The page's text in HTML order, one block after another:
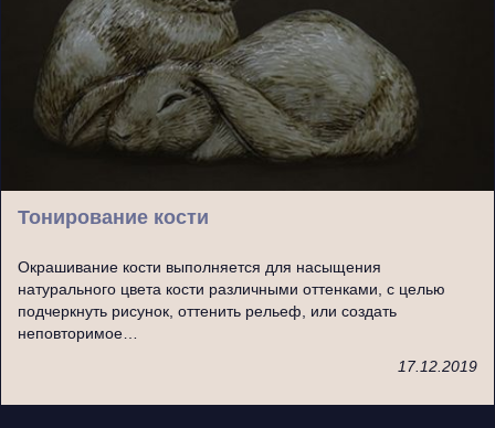
Тонирование кости
Окрашивание кости выполняется для насыщения
натурального цвета кости различными оттенками, с целью
подчеркнуть рисунок, оттенить рельеф, или создать
неповторимое…
17.12.2019